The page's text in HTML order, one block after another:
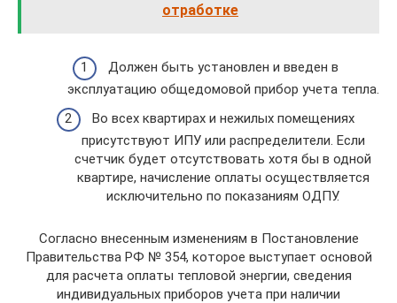
отработке
Должен быть установлен и введен в
эксплуатацию общедомовой прибор учета тепла.
Во всех квартирах и нежилых помещениях
присутствуют ИПУ или распределители. Если
счетчик будет отсутствовать хотя бы в одной
квартире, начисление оплаты осуществляется
исключительно по показаниям ОДПУ.
Согласно внесенным изменениям в Постановление
Правительства РФ № 354, которое выступает основой
для расчета оплаты тепловой энергии, сведения
индивидуальных приборов учета при наличии